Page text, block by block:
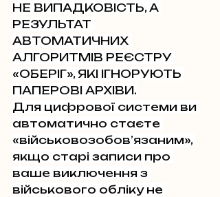
НЕ ВИПАДКОВІСТЬ, А
РЕЗУЛЬТАТ
АВТОМАТИЧНИХ
АЛГОРИТМІВ РЕЄСТРУ
«ОБЕРІГ», ЯКІ ІГНОРУЮТЬ
ПАПЕРОВІ АРХІВИ.
Для цифрової системи ви
автоматично стаєте
«військовозобов’язаним»,
якщо старі записи про
ваше виключення з
військового обліку не